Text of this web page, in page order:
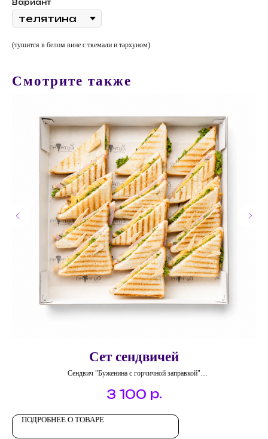
Вариант
(тушится в белом вине с ткемали и тархуном)
Смотрите также
Сет сендвичей
Сендвич "Буженина с горчичной заправкой"
Сендвич "Яйцо-скрембл с беконом"
Сендвич "Куриная грудка с овощами"
3 100 р.
ПОДРОБНЕЕ О ТОВАРЕ